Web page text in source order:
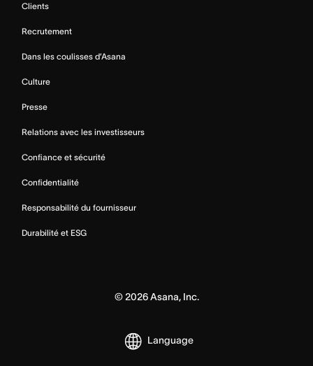
Clients
Recrutement
Dans les coulisses d’Asana
Culture
Presse
Relations avec les investisseurs
Confiance et sécurité
Confidentialité
Responsabilité du fournisseur
Durabilité et ESG
© 2026Asana, Inc.
Language